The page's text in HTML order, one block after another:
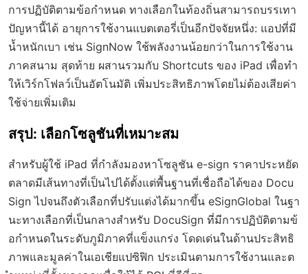
การปฏิบัติตามข้อกำหนด ทางเลือกในท้องถิ่นสามารถบรรเทา
ปัญหานี้ได้ อายุการใช้งานแบตเตอรี่เป็นอีกปัจจัยหนึ่ง: แอปที่มี
น้ำหนักเบา เช่น SignNow ใช้พลังงานน้อยกว่าในการใช้งาน
ภาคสนาม สุดท้าย ผสานรวมกับ Shortcuts ของ iPad เพื่อทำ
ให้เวิร์กโฟลว์เป็นอัตโนมัติ เพิ่มประสิทธิภาพโดยไม่ต้องเสียค่า
ใช้จ่ายเพิ่มเติม
สรุป: เลือกโซลูชันที่เหมาะสม
สำหรับผู้ใช้ iPad ที่กำลังมองหาโซลูชัน e-sign ราคาประหยัด
ตลาดมีเส้นทางที่เป็นไปได้ตั้งแต่พื้นฐานที่เชื่อถือได้ของ Docu
Sign ไปจนถึงตัวเลือกที่ปรับแต่งได้มากขึ้น eSignGlobal ในฐา
นะทางเลือกที่เป็นกลางสำหรับ DocuSign ที่มีการปฏิบัติตามข้
อกำหนดในระดับภูมิภาคที่แข็งแกร่ง โดดเด่นในด้านประสิทธิ
ภาพและมูลค่าในเอเชียแปซิฟิก ประเมินตามการใช้งานและต